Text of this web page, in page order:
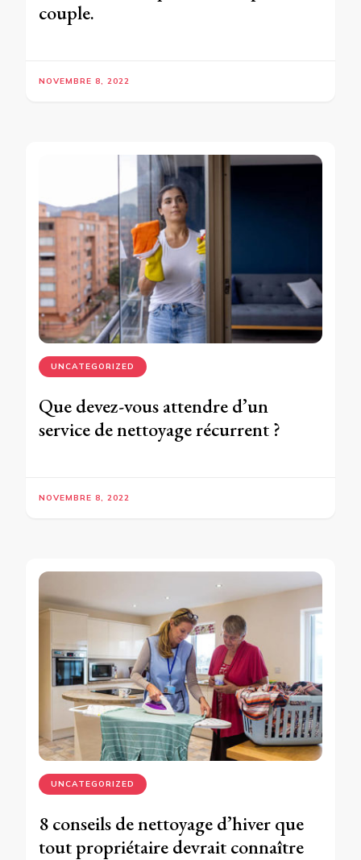
couple.
NOVEMBRE 8, 2022
UNCATEGORIZED
Que devez-vous attendre d’un
service de nettoyage récurrent ?
NOVEMBRE 8, 2022
UNCATEGORIZED
8 conseils de nettoyage d’hiver que
tout propriétaire devrait connaître